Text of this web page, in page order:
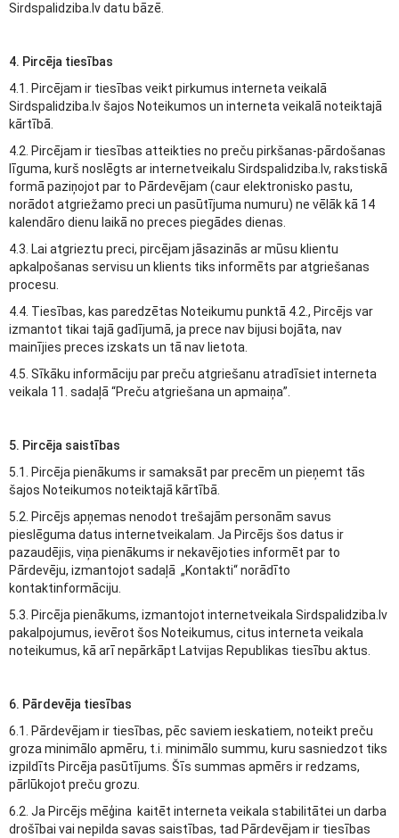
Sirdspalidziba.lv datu bāzē.
4. Pircēja tiesības
4.1. Pircējam ir tiesības veikt pirkumus interneta veikalā
Sirdspalidziba.lv šajos Noteikumos un interneta veikalā noteiktajā
kārtībā.
4.2. Pircējam ir tiesības atteikties no preču pirkšanas-pārdošanas
līguma, kurš noslēgts ar internetveikalu Sirdspalidziba.lv, rakstiskā
formā paziņojot par to Pārdevējam (caur elektronisko pastu,
norādot atgriežamo preci un pasūtījuma numuru) ne vēlāk kā 14
kalendāro dienu laikā no preces piegādes dienas.
4.3. Lai atgrieztu preci, pircējam jāsazinās ar mūsu klientu
apkalpošanas servisu un klients tiks informēts par atgriešanas
procesu.
4.4. Tiesības, kas paredzētas Noteikumu punktā 4.2., Pircējs var
izmantot tikai tajā gadījumā, ja prece nav bijusi bojāta, nav
mainījies preces izskats un tā nav lietota.
4.5. Sīkāku informāciju par preču atgriešanu atradīsiet interneta
veikala 11. sadaļā “Preču atgriešana un apmaiņa”.
5. Pircēja saistības
5.1. Pircēja pienākums ir samaksāt par precēm un pieņemt tās
šajos Noteikumos noteiktajā kārtībā.
5.2. Pircējs apņemas nenodot trešajām personām savus
pieslēguma datus internetveikalam. Ja Pircējs šos datus ir
pazaudējis, viņa pienākums ir nekavējoties informēt par to
Pārdevēju, izmantojot sadaļā „Kontakti“ norādīto
kontaktinformāciju.
5.3. Pircēja pienākums, izmantojot internetveikala Sirdspalidziba.lv
pakalpojumus, ievērot šos Noteikumus, citus interneta veikala
noteikumus, kā arī nepārkāpt Latvijas Republikas tiesību aktus.
6. Pārdevēja tiesības
6.1. Pārdevējam ir tiesības, pēc saviem ieskatiem, noteikt preču
groza minimālo apmēru, t.i. minimālo summu, kuru sasniedzot tiks
izpildīts Pircēja pasūtījums. Šīs summas apmērs ir redzams,
pārlūkojot preču grozu.
6.2. Ja Pircējs mēģina kaitēt interneta veikala stabilitātei un darba
drošībai vai nepilda savas saistības, tad Pārdevējam ir tiesības